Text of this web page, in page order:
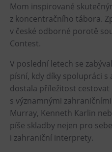
Dolní Vítkovice
Hornické muzeum
Bolt Café
Kavárna Velký Svět
L’Osteria
PECKA DOV
Restaurace VP ART
Mom inspirované
z koncentračního tábora.
v české odborné porotě
Contest.
V poslední letech se
písní, kdy díky spolupráci
dostala příležitost
s významnými
Murray, Kenneth Karlin
píše skladby nejen pro
i zahraniční interprety.